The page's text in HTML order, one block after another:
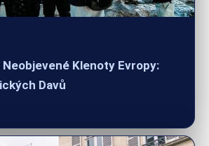
Klenoty Evropy:
Davů